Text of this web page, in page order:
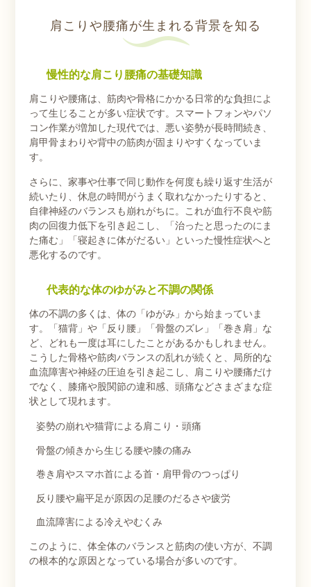
肩こりや腰痛が生まれる背景を知る
慢性的な肩こり腰痛の基礎知識
肩こりや腰痛は、筋肉や骨格にかかる日常的な負担によ
って生じることが多い症状です。スマートフォンやパソ
コン作業が増加した現代では、悪い姿勢が長時間続き、
肩甲骨まわりや背中の筋肉が固まりやすくなっていま
す。
さらに、家事や仕事で同じ動作を何度も繰り返す生活が
続いたり、休息の時間がうまく取れなかったりすると、
自律神経のバランスも崩れがちに。これが血行不良や筋
肉の回復力低下を引き起こし、「治ったと思ったのにま
た痛む」「寝起きに体がだるい」といった慢性症状へと
悪化するのです。
代表的な体のゆがみと不調の関係
体の不調の多くは、体の「ゆがみ」から始まっていま
す。「猫背」や「反り腰」「骨盤のズレ」「巻き肩」な
ど、どれも一度は耳にしたことがあるかもしれません。
こうした骨格や筋肉バランスの乱れが続くと、局所的な
血流障害や神経の圧迫を引き起こし、肩こりや腰痛だけ
でなく、膝痛や股関節の違和感、頭痛などさまざまな症
状として現れます。
姿勢の崩れや猫背による肩こり・頭痛
骨盤の傾きから生じる腰や膝の痛み
巻き肩やスマホ首による首・肩甲骨のつっぱり
反り腰や扁平足が原因の足腰のだるさや疲労
血流障害による冷えやむくみ
このように、体全体のバランスと筋肉の使い方が、不調
の根本的な原因となっている場合が多いのです。